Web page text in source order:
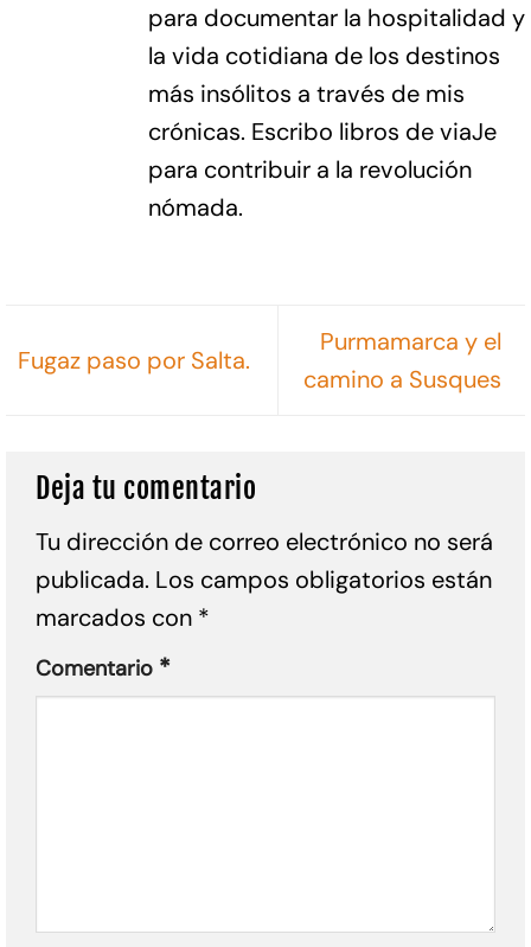
para documentar la hospitalidad y
la vida cotidiana de los destinos
más insólitos a través de mis
crónicas. Escribo libros de viaJe
para contribuir a la revolución
nómada.
Fugaz paso por Salta.
Purmamarca y el
camino a Susques
Deja tu comentario
Tu dirección de correo electrónico no será
publicada. Los campos obligatorios están
marcados con *
Comentario *